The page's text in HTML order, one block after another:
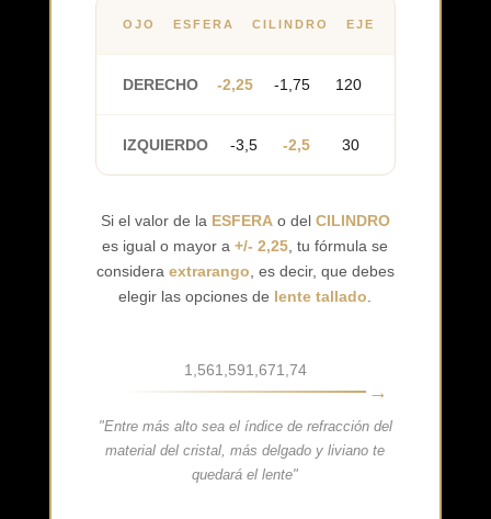
OJO ESFERA CILINDRO EJE
DERECHO -2,25 -1,75 120
IZQUIERDO -3,5 -2,5 30
Si el valor de la ESFERAo del CILINDRO
es igual o mayor a+/- 2,25 , tu fórmula se
considera extrarango , es decir, que debes
elegir las opciones de lente tallado
1,561,591,671,74
"Entre más alto sea el índice de refracción del
material del cristal, más delgado y liviano te
quedará el lente"